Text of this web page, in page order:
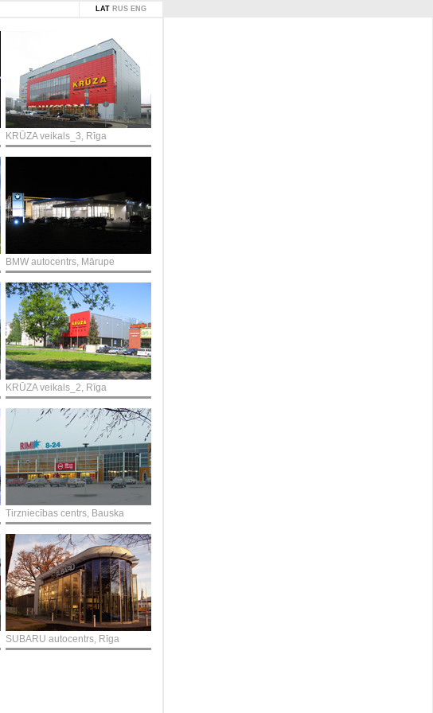
LAT RUS ENG
KRŪZA veikals_3, Rīga
BMW autocentrs, Mārupe
KRŪZA veikals_2, Rīga
Tirzniecības centrs, Bauska
SUBARU autocentrs, Rīga